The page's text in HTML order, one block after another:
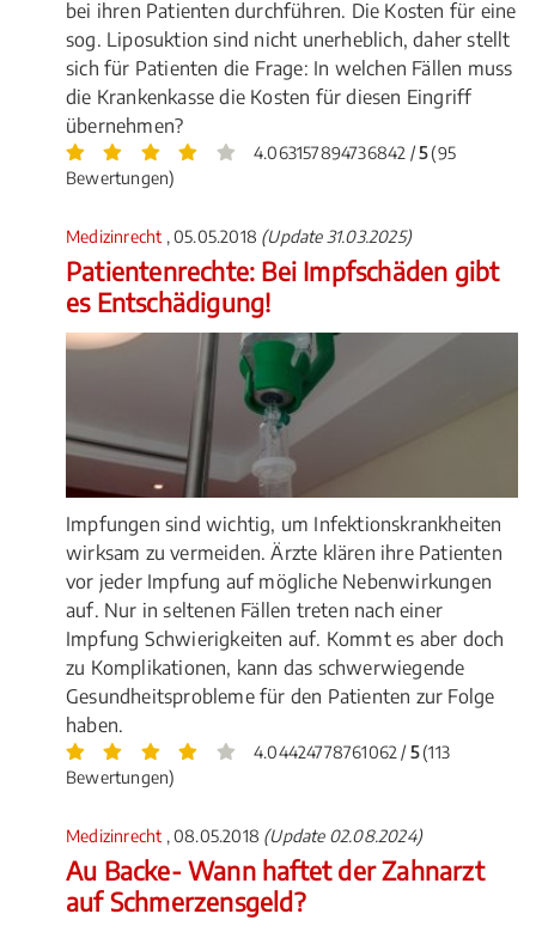
bei ihren Patienten durchführen. Die Kosten für eine
sog. Liposuktion sind nicht unerheblich, daher stellt
sich für Patienten die Frage: In welchen Fällen muss
die Krankenkasse die Kosten für diesen Eingriff
übernehmen?
4.063157894736842 /5(95
Bewertungen)
Medizinrecht , 05.05.2018 (Update 31.03.2025)
Patientenrechte: Bei Impfschäden gibt
es Entschädigung!
Impfungen sind wichtig, um Infektionskrankheiten
wirksam zu vermeiden. Ärzte klären ihre Patienten
vor jeder Impfung auf mögliche Nebenwirkungen
auf. Nur in seltenen Fällen treten nach einer
Impfung Schwierigkeiten auf. Kommt es aber doch
zu Komplikationen, kann das schwerwiegende
Gesundheitsprobleme für den Patienten zur Folge
haben.
4.04424778761062 / 5(113
Bewertungen)
Medizinrecht , 08.05.2018 (Update 02.08.2024)
Au Backe- Wann haftet der Zahnarzt
auf Schmerzensgeld?